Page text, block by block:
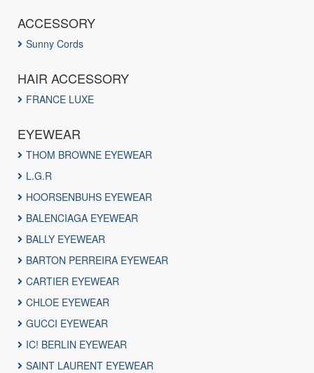
ACCESSORY
Sunny Cords
HAIR ACCESSORY
FRANCE LUXE
EYEWEAR
THOM BROWNE EYEWEAR
L.G.R
HOORSENBUHS EYEWEAR
BALENCIAGA EYEWEAR
BALLY EYEWEAR
BARTON PERREIRA EYEWEAR
CARTIER EYEWEAR
CHLOE EYEWEAR
GUCCI EYEWEAR
IC! BERLIN EYEWEAR
SAINT LAURENT EYEWEAR